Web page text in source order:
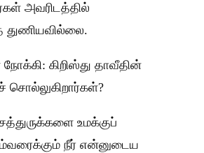
அவரிடத்தில்
கிறிஸ்து தாவீதின்
சொல்லுகிறார்கள்?
உமக்குப்
நீர் என்னுடைய